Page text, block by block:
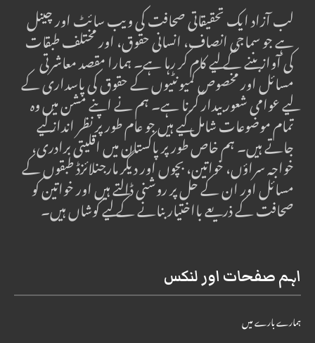
لب آزاد ایک تحقیقاتی صحافت کی ویب سائٹ اور چینل
ہے جو سماجی انصاف، انسانی حقوق، اور مختلف طبقات
کی آواز بننے کے لیے کام کر رہا ہے۔ ہمارا مقصد معاشرتی
مسائل اور مخصوص کمیونٹیوں کے حقوق کی پاسداری کے
لیے عوامی شعور بیدار کرنا ہے۔ ہم نے اپنے مشن میں وہ
تمام موضوعات شامل کیے ہیں جو عام طور پر نظر انداز کیے
جاتے ہیں۔ ہم خاص طور پر پاکستان میں اقلیتی برادری،
خواجہ سراؤں، خواتین، بچوں اور دیگر مارجنلائزڈ طبقوں کے
مسائل اور ان کے حل پر روشنی ڈالتے ہیں اور خواتین کو
صحافت کے ذریعے بااختیار بنانے کے لیے کوشاں ہیں۔
اہم صفحات اور لنکس
ہمارے بارے میں